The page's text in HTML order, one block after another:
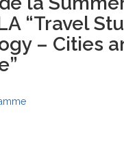
“Travel
– Cities